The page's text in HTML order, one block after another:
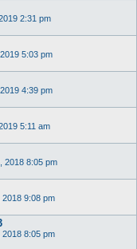
2:31 pm
5:03 pm
4:39 pm
5:11 am
2018 8:05 pm
9:08 pm
8:05 pm